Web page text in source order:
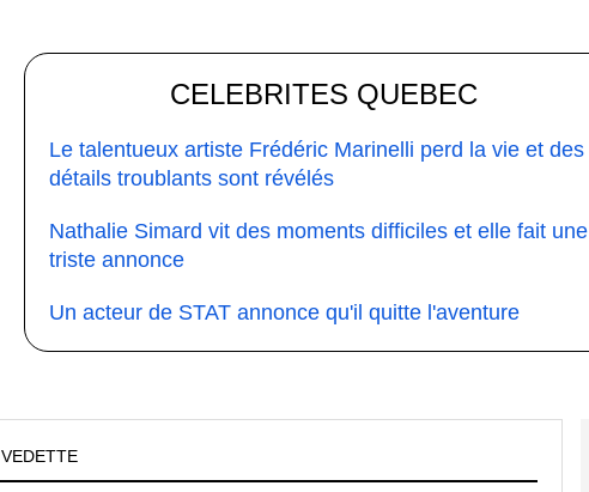
CELEBRITES QUEBEC
Le talentueux artiste Frédéric Marinelli perd la vie et des
détails troublants sont révélés
Nathalie Simard vit des moments difficiles et elle fait une
triste annonce
Un acteur de STAT annonce qu'il quitte l'aventure
VEDETTE